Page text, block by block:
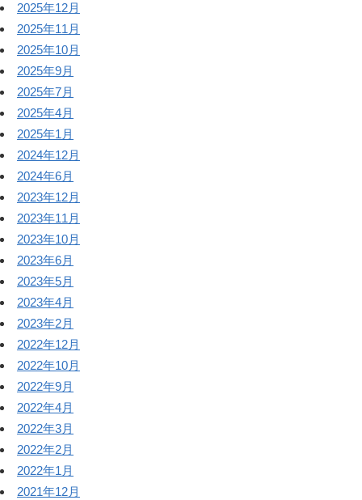
2025年12月
2025年11月
2025年10月
2025年9月
2025年7月
2025年4月
2025年1月
2024年12月
2024年6月
2023年12月
2023年11月
2023年10月
2023年6月
2023年5月
2023年4月
2023年2月
2022年12月
2022年10月
2022年9月
2022年4月
2022年3月
2022年2月
2022年1月
2021年12月